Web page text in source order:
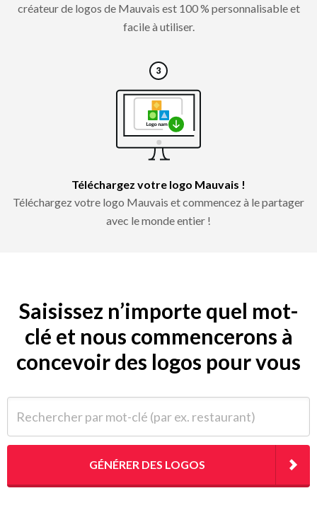
créateur de logos de Mauvais est 100 % personnalisable et
facile à utiliser.
Téléchargez votre logo Mauvais !
Téléchargez votre logo Mauvais et commencez à le partager
avec le monde entier !
Saisissez n’importe quel mot-
clé et nous commencerons à
concevoir des logos pour vous
GÉNÉRER DES LOGOS